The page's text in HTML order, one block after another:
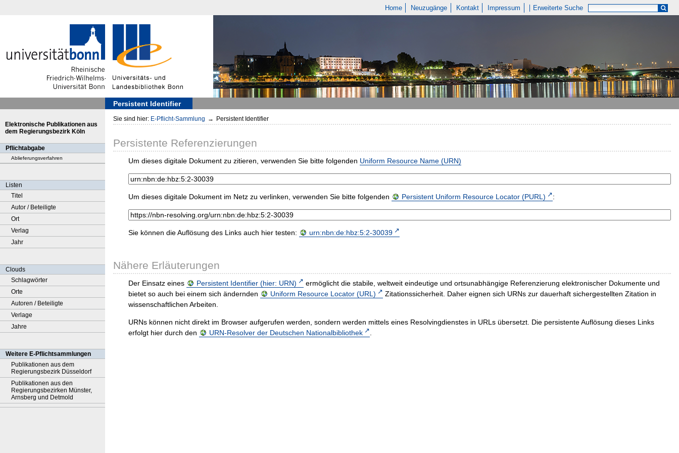
Home Neuzugänge Kontakt Impressum Erweiterte Suche
Persistent Identifier
Elektronische Publikationen aus
dem Regierungsbezirk Köln
Pflichtabgabe
Ablieferungsverfahren
Listen
Titel
Autor / Beteiligte
Ort
Verlag
Jahr
Clouds
Schlagwörter
Orte
Autoren / Beteiligte
Verlage
Jahre
Weitere E-Pflichtsammlungen
Publikationen aus dem
Regierungsbezirk Düsseldorf
Publikationen aus den
Regierungsbezirken Münster,
Arnsberg und Detmold
Sie sind hier: E-Pflicht-Sammlung → Persistent Identifier
Persistente Referenzierungen
Um dieses digitale Dokument zu zitieren, verwenden Sie bitte folgenden Uniform Resource Name (URN)
Um dieses digitale Dokument im Netz zu verlinken, verwenden Sie bitte folgenden Persistent Uniform Resource Locator (PURL) :
Sie können die Auflösung des Links auch hier testen: urn:nbn:de:hbz:5:2-30039
Nähere Erläuterungen
Der Einsatz eines Persistent Identifier (hier: URN)
ermöglicht die stabile, weltweit eindeutige und ortsunabhängige Referenzierung elektronischer Dokumente und
bietet so auch bei einem sich ändernden
Uniform Resource Locator (URL)
Zitationssicherheit. Daher eignen sich URNs zur dauerhaft sichergestellten Zitation in
wissenschaftlichen Arbeiten.
URNs können nicht direkt im Browser aufgerufen werden, sondern werden mittels eines Resolvingdienstes in URLs übersetzt. Die persistente Auflösung dieses Links
erfolgt hier durch den
URN-Resolver der Deutschen Nationalbibliothek .